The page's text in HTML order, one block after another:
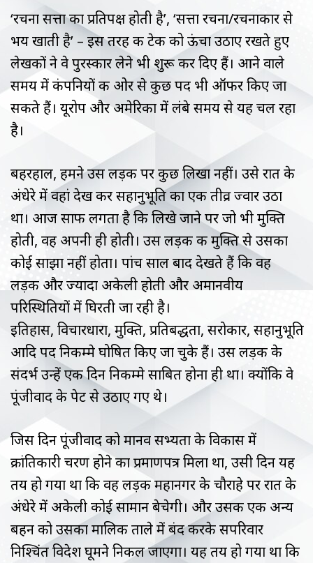
‘रचना सत्ता का प्रतिपक्ष होती है’, ‘सत्ता रचना/रचनाकार से
भय खाती है’ – इस तरह की टेक को ऊंचा उठाए रखते हुए
लेखकों ने वे पुरस्कार लेने भी शुरू कर दिए हैं। आने वाले
समय में कंपनियों की ओर से कुछ पद भी ऑफर किए जा
सकते हैं। यूरोप और अमेरिका में लंबे समय से यह चल रहा
है।
बहरहाल, हमने उस लड़की पर कुछ लिखा नहीं। उसे रात के
अंधेरे में वहां देख कर सहानुभूति का एक तीव्र ज्वार उठा
था। आज साफ लगता है कि लिखे जाने पर जो भी मुक्ति
होती, वह अपनी ही होती। उस लड़की की मुक्ति से उसका
कोई साझा नहीं होता। पांच साल बाद देखते हैं कि वह
लड़की और ज्यादा अकेली होती और अमानवीय
परिस्थितियों में घिरती जा रही है।
इतिहास, विचारधारा, मुक्ति, प्रतिबद्धता, सरोकार, सहानुभूति
आदि पद निकम्मे घोषित किए जा चुके हैं। उस लड़की के
संदर्भ उन्हें एक दिन निकम्मे साबित होना ही था। क्योंकि वे
पूंजीवाद के पेट से उठाए गए थे।
जिस दिन पूंजीवाद को मानव सभ्यता के विकास में
क्रांतिकारी चरण होने का प्रमाणपत्र मिला था, उसी दिन यह
तय हो गया था कि वह लड़की महानगर के चौराहे पर रात के
अंधेरे में अकेली कोई सामान बेचेगी। और उसकी एक अन्य
बहन को उसका मालिक ताले में बंद करके सपरिवार
निश्चिंत विदेश घूमने निकल जाएगा। यह तय हो गया था कि